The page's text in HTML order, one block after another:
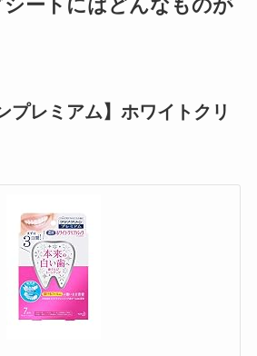
ートにはどんなものが
プレミアム】ホワイトクリ